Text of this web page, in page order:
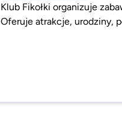
Klub Fikołki organizuje
Oferuje atrakcje, urodziny,